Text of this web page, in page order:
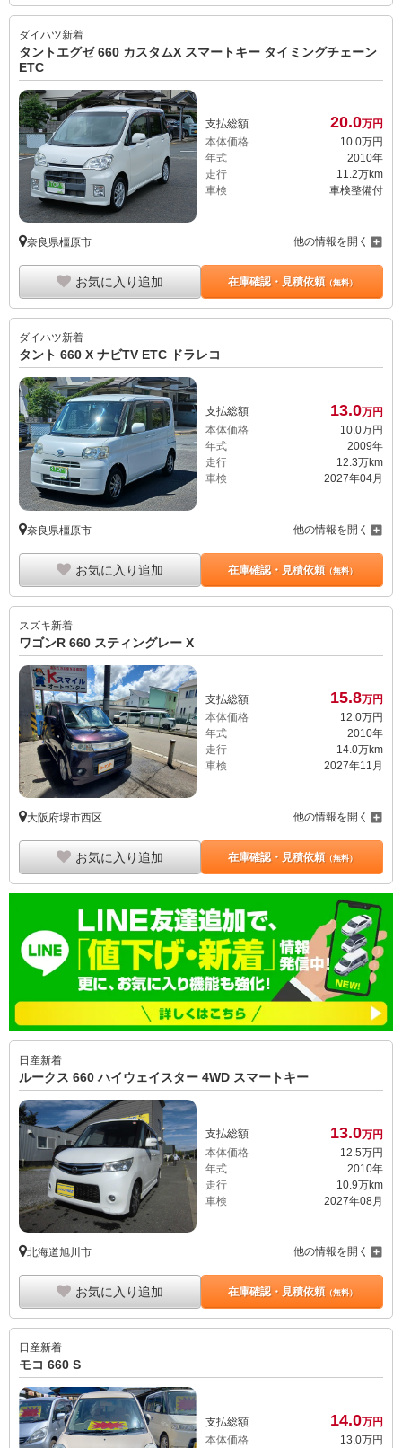
ダイハツ新着
タントエグゼ 660 カスタムX スマートキー タイミングチェーン
ETC
支払総額 20.0万円
本体価格
10.0万円
年式
2010年
走行
11.2万km
車検
車検整備付
奈良県橿原市 他の情報を開く
お気に入り追加 在庫確認・見積依頼（無料）
ダイハツ新着
タント 660 X ナビTV ETC ドラレコ
支払総額 13.0万円
本体価格
10. 0万円
年式
2009年
走行
12.3万km
車検
2027年04月
奈良県橿原市 他の情報を開く
お気に入り追加 在庫確認・見積依頼（無料）
スズキ新着
ワゴンR 660 スティングレー X
支払総額 15.8万円
本体価格
12.0万円
年式
2010年
走行
14.0万km
車検
2027年11月
大阪府堺市西区 他の情報を開く
お気に入り追加 在庫確認・見積依頼（無料）
日産新着
ルークス 660 ハイウェイスター 4WD スマートキー
支払総額 13.0万円
本体価格
12. 5万円
年式
2010年
走行
10.9万km
車検
2027年08月
北海道旭川市 他の情報を開く
お気に入り追加 在庫確認・見積依頼（無料）
日産新着
モコ 660 S
支払総額 14.0万円
本体価格
13.0万円